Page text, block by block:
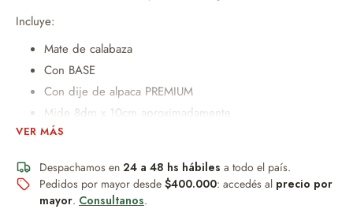
Incluye:
Mate de calabaza
Con BASE
Con dije de alpaca PREMIUM
Mide 8dm x 10cm aproximadamente
PESO: 150-200gr
10cm. (ventana)12cm x 6cm.
VER MÁS
Despachamos en 24 a 48 hs hábiles a todo el país.
Pedidos por mayor desde $400.000: accedés al precio por
mayor. Consultanos.